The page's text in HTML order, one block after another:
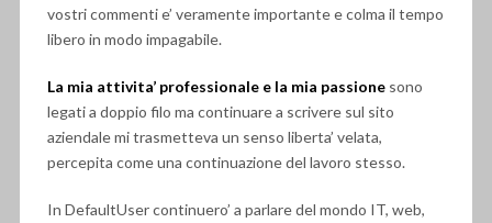
vostri commenti e’ veramente importante e colma il tempo
libero in modo impagabile.
La mia attivita’ professionale e la mia passione sono
legati a doppio filo ma continuare a scrivere sul sito
aziendale mi trasmetteva un senso liberta’ velata,
percepita come una continuazione del lavoro stesso.
In DefaultUser continuero’ a parlare del mondo IT, web,